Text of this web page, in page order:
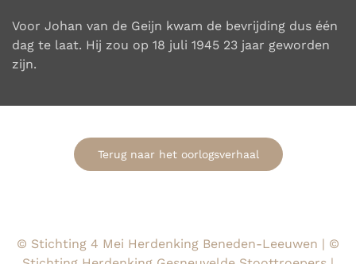
Voor Johan van de Geijn kwam de bevrijding dus één
dag te laat. Hij zou op 18 juli 1945 23 jaar geworden
zijn.
Terug naar het oorlogsverhaal
© Stichting 4 Mei Herdenking Beneden-Leeuwen | ©